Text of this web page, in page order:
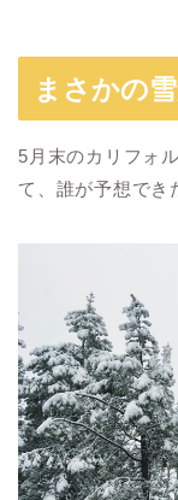
まさかの
5月末のカリフォ
て、誰が予想でき